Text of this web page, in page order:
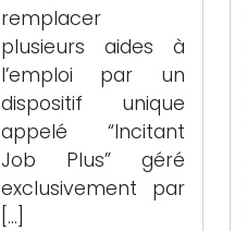
remplacer
plusieurs aides à
l’emploi par un
dispositif unique
appelé “Incitant
Job Plus” géré
exclusivement par
[…]